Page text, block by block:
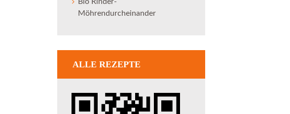
Möhrendurcheinander
ALLE REZEPTE